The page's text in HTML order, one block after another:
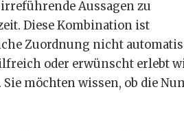
Aussagen zu
Diese Kombination ist
Zuordnung nicht
oder erwünscht erlebt
. Sie möchten wissen, ob die